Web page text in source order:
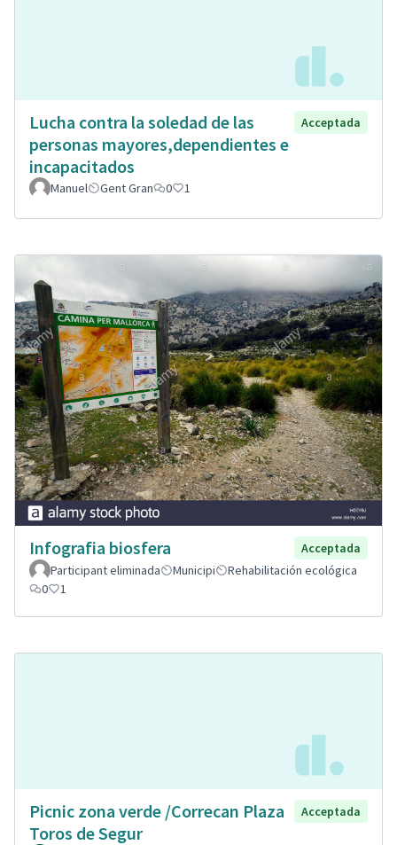
Lucha contra la soledad de las
personas mayores,dependientes e
incapacitados
Acceptada
Manuel Gent Gran 0 1
Infografia biosfera
Acceptada
Participant eliminada
Municipi
Rehabilitación ecológica
0
1
Picnic zona verde /Correcan Plaza
Toros de Segur
Acceptada